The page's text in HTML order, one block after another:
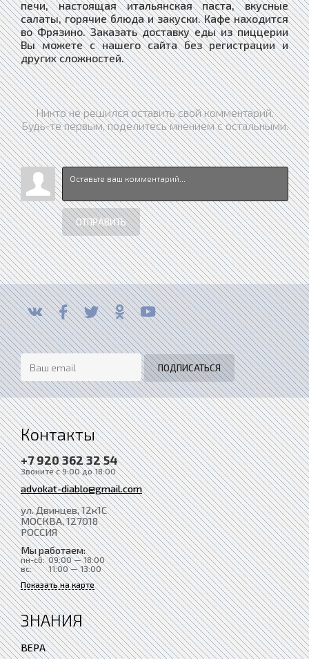
печи, настоящая итальянская паста, вкусные
салаты, горячие блюда и закуски. Кафе находится
во Фрязино. Заказать доставку еды из пиццерии
Вы можете с нашего сайта без регистрации и
других сложностей.
Никто не решился оставить свой комментарий.
Будь-те первым, поделитесь мнением с остальными.
ОТПРАВИТЬ
Контакты
+7 920 362 32 54
Звоните с 9:00 до 18:00
advokat-diablo@gmail.com
ул. Двинцев, 12к1С
МОСКВА, 127018
РОССИЯ
Мы работаем:
пн-сб: 09:00 — 18:00
вс:
11:00 — 13:00
Показать на карте
ЗНАНИЯ
ВЕРА